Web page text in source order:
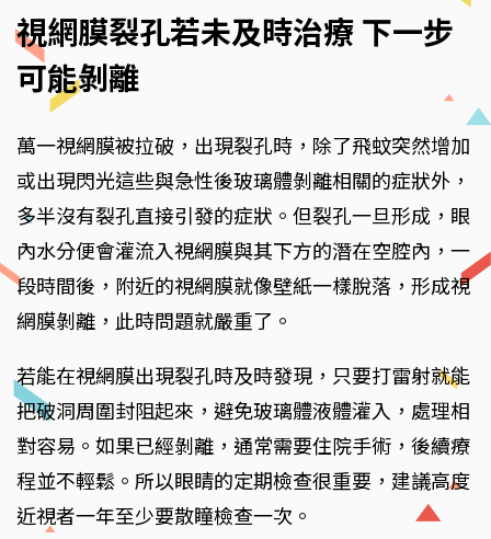
視網膜裂孔若未及時治療 下一步
可能剝離
萬一視網膜被拉破，出現裂孔時，除了飛蚊突然增加
或出現閃光這些與急性後玻璃體剝離相關的症狀外，
多半沒有裂孔直接引發的症狀。但裂孔一旦形成，眼
內水分便會灌流入視網膜與其下方的潛在空腔內，一
段時間後，附近的視網膜就像壁紙一樣脫落，形成視
網膜剝離，此時問題就嚴重了。
若能在視網膜出現裂孔時及時發現，只要打雷射就能
把破洞周圍封阻起來，避免玻璃體液體灌入，處理相
對容易。如果已經剝離，通常需要住院手術，後續療
程並不輕鬆。所以眼睛的定期檢查很重要，建議高度
近視者一年至少要散瞳檢查一次。